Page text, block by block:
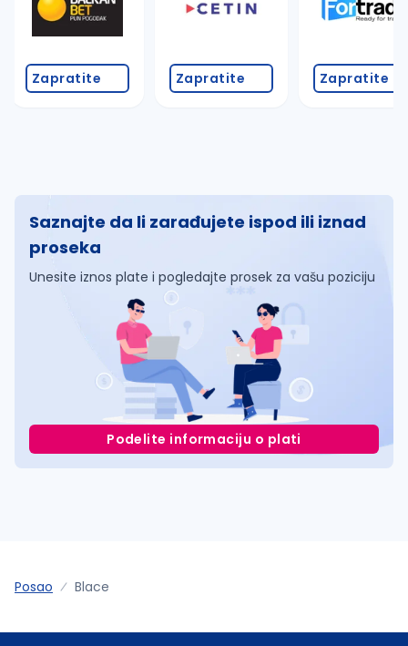
Zapratite Zapratite Zapratite
Saznajte da li zarađujete ispod ili iznad
proseka
Unesite iznos plate i pogledajte prosek za vašu poziciju
Podelite informaciju o plati
Posao Blace